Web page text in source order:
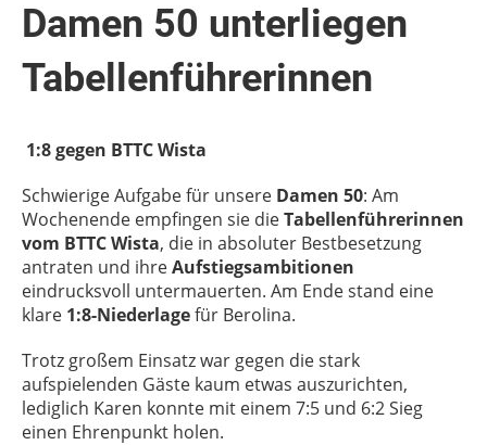
Damen 50 unterliegen
Tabellenführerinnen
1:8 gegen BTTC Wista
Schwierige Aufgabe für unsere Damen 50: Am
Wochenende empfingen sie dieTabellenführerinnen
vom BTTC Wista, die in absoluter Bestbesetzung
antraten und ihreAufstiegsambitionen
eindrucksvoll untermauerten. Am Ende stand eine
klare 1:8-Niederlagefür Berolina.
Trotz großem Einsatz war gegen die stark
aufspielenden Gäste kaum etwas auszurichten,
lediglich Karen konnte mit einem 7:5 und 6:2 Sieg
einen Ehrenpunkt holen.